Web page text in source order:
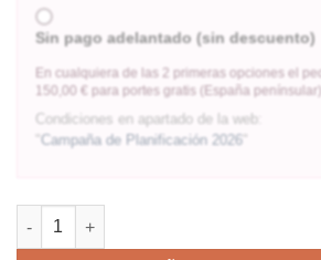
Sin pago adelantado (sin descuento)
En cualquiera de las 2 primeras opciones el
150,00 € para portes gratis (España penínsular)
Condiciones en apartado de la web:
"Campaña de Planificación 2026 "